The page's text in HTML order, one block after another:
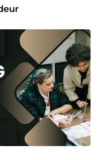
et faire briller notre
tels que le
et en
approfondie
et de l'hôtellerie, ce qui
pour générer des
simple : vous aider à
en transformant
machine à
entreprise, une startup
à votre service pour :
web. Transformer vos
automatisés.
en optimisant votre